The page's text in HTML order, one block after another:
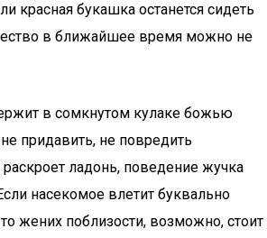
красная букашка останется сидеть
в ближайшее время можно не
в сомкнутом кулаке божью
придавить, не повредить
ладонь, поведение жучка
насекомое влетит буквально
жених поблизости, возможно, стоит